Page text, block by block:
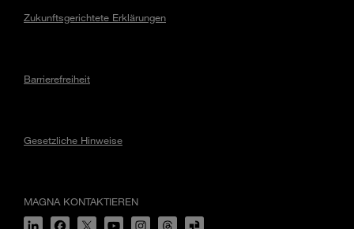
Zukunftsgerichtete Erklärungen
Barrierefreiheit
Gesetzliche Hinweise
MAGNA KONTAKTIEREN